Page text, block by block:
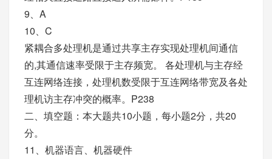
9、A
10、C
紧耦合多处理机是通过共享主存实现处理机间通信
的,其通信速率受限于主存频宽。 各处理机与主存经
互连网络连接，处理机数受限于互连网络带宽及各处
理机访主存冲突的概率。P238
二、填空题：本大题共10小题，每小题2分，共20
分。
11、机器语言、机器硬件